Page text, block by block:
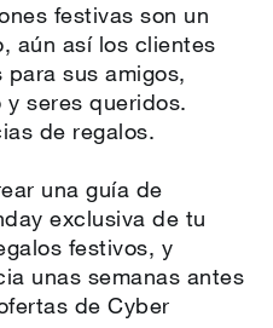
festivas son un
aún así los clientes
sus amigos,
seres queridos.
de regalos.
una guía de
exclusiva de tu
festivos, y
unas semanas antes
de Cyber